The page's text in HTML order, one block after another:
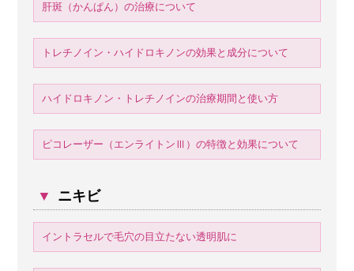
肝斑（かんぱん）の治療について
トレチノイン・ハイドロキノンの効果と成分について
ハイドロキノン・トレチノインの治療期間と使い方
ピコレーザー（エンライトンⅢ）の特徴と効果について
▼ ニキビ
イントラセルで毛穴の目立たない透明肌に